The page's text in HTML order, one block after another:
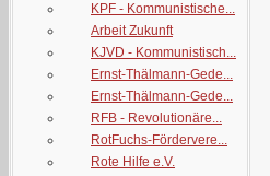
KPF - Kommunistische...
Arbeit Zukunft
KJVD - Kommunistisch...
Ernst-Thälmann-Gede...
Ernst-Thälmann-Gede...
RFB - Revolutionäre...
RotFuchs-Fördervere...
Rote Hilfe e.V.